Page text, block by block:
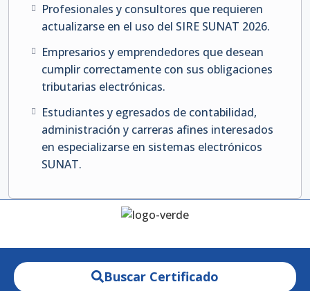
Profesionales y consultores que requieren
actualizarse en el uso del SIRE SUNAT 2026.
Empresarios y emprendedores que desean
cumplir correctamente con sus obligaciones
tributarias electrónicas.
Estudiantes y egresados de contabilidad,
administración y carreras afines interesados
en especializarse en sistemas electrónicos
SUNAT.
Buscar Certificado